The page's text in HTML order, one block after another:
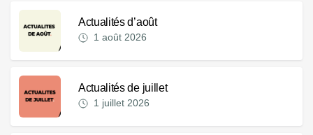
Actualités d’août
1 août 2026
Actualités de juillet
1 juillet 2026